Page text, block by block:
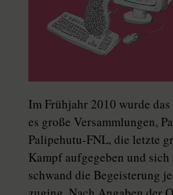
Im Frühjahr 2010 wurde
es große Versammlungen,
Palipehutu-FNL, die letzte
Kampf aufgegeben und
schwand die Begeisterung